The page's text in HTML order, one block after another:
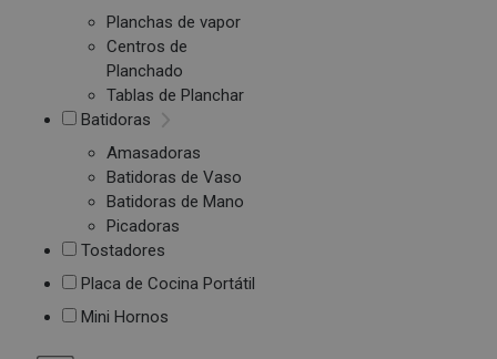
Planchas de vapor
Centros de
Planchado
Tablas de Planchar
Batidoras
Amasadoras
Batidoras de Vaso
Batidoras de Mano
Picadoras
Tostadores
Placa de Cocina Portátil
Mini Hornos